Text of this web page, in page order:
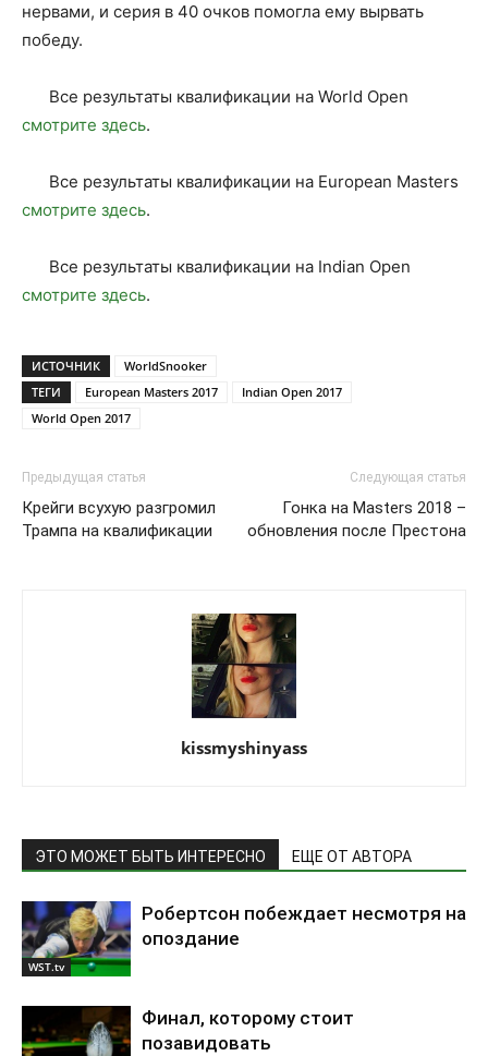
нервами, и серия в 40 очков помогла ему вырвать
победу.
Все результаты квалификации на World Open
смотрите здесь.
Все результаты квалификации на European Masters
смотрите здесь.
Все результаты квалификации на Indian Open
смотрите здесь.
ИСТОЧНИК
WorldSnooker
ТЕГИ
European Masters 2017
Indian Open 2017
World Open 2017
Предыдущая статья
Крейги всухую разгромил
Трампа на квалификации
Следующая статья
Гонка на Masters 2018 –
обновления после Престона
kissmyshinyass
ЭТО МОЖЕТ БЫТЬ ИНТЕРЕСНО ЕЩЕ ОТ АВТОРА
WST.tv
Робертсон побеждает несмотря на
опоздание
Финал, которому стоит
позавидовать